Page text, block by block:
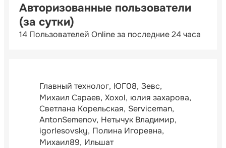
Авторизованные пользователи
(за сутки)
14 Пользователей Online за последние 24 часа
Главный технолог ЮГ08 Зевс
Михаил Сараев Xoxol юлия захарова
Светлана Корельская Serviceman
AntonSemenov Нетычук Владимир
igorlesovsky Полина Игоревна
Михаил89 Ильшат